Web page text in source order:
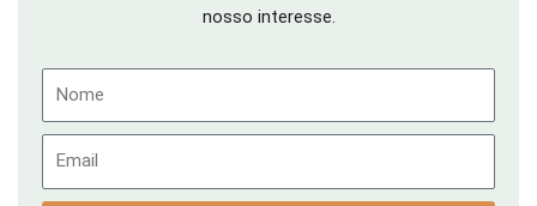
nosso interesse.